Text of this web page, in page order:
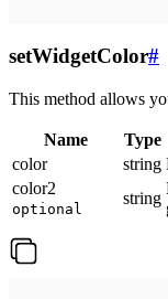
setWidgetColor#
This method allows
Name Type
color
string
color2
optional
string